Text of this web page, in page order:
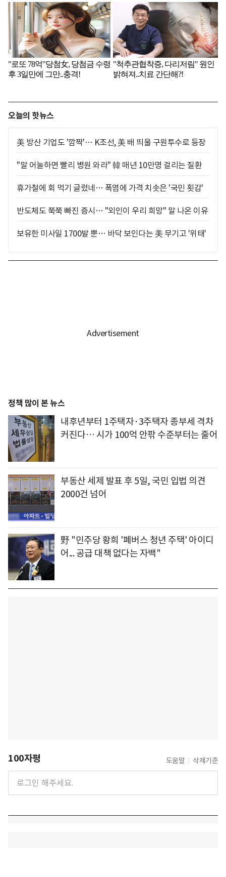
오늘의 핫뉴스
美 방산 기업도 '깜짝'… K조선, 美 배 띄울 구원투수로 등장
"말 어눌하면 빨리 병원 와라" 韓 매년 10만명 걸리는 질환
휴가철에 회 먹기 글렀네… 폭염에 가격 치솟은 '국민 횟감'
반도체도 쭉쭉 빠진 증시… "외인이 우리 희망" 말 나온 이유
보유한 미사일 1700발 뿐… 바닥 보인다는 美 무기고 '위태'
정책 많이 본 뉴스
내후년부터 1주택자·3주택자 종부세 격차
커진다… 시가 100억 안팎 수준부터는 줄어
부동산 세제 발표 후 5일, 국민 입법 의견
2000건 넘어
野 "민주당 황희 '폐버스 청년 주택' 아이디
어... 공급 대책 없다는 자백"
100자평 도움말 삭제기준